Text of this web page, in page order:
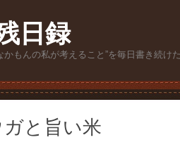
日録
かもんの私が考えること”を毎日書き続け
と旨い米